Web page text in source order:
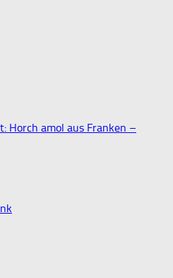
Horch amol aus Franken –